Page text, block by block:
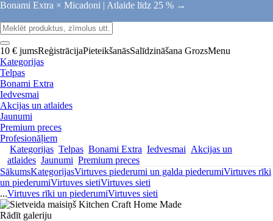
Bonami Extra × Micadoni | Atlaide līdz 25 % →
10 € jumsReģistrācijaPieteikšanāsSalīdzināšana GrozsMenu
Kategorijas
Telpas
Bonami Extra
Iedvesmai
Akcijas un atlaides
Jaunumi
Premium preces
Profesionāļiem
Kategorijas Telpas Bonami Extra Iedvesmai Akcijas un
atlaides Jaunumi Premium preces
SākumsKategorijasVirtuves piederumi un galda piederumiVirtuves rīki
un piederumiVirtuves sietiVirtuves sieti
...Virtuves rīki un piederumiVirtuves sieti
Rādīt galeriju